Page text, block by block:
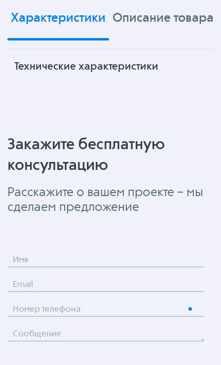
Характеристики Описание товара
Технические характеристики
Закажите бесплатную
консультацию
Расскажите о вашем проекте – мы
сделаем предложение
Имя
Email
Номер телефона
Сообщение